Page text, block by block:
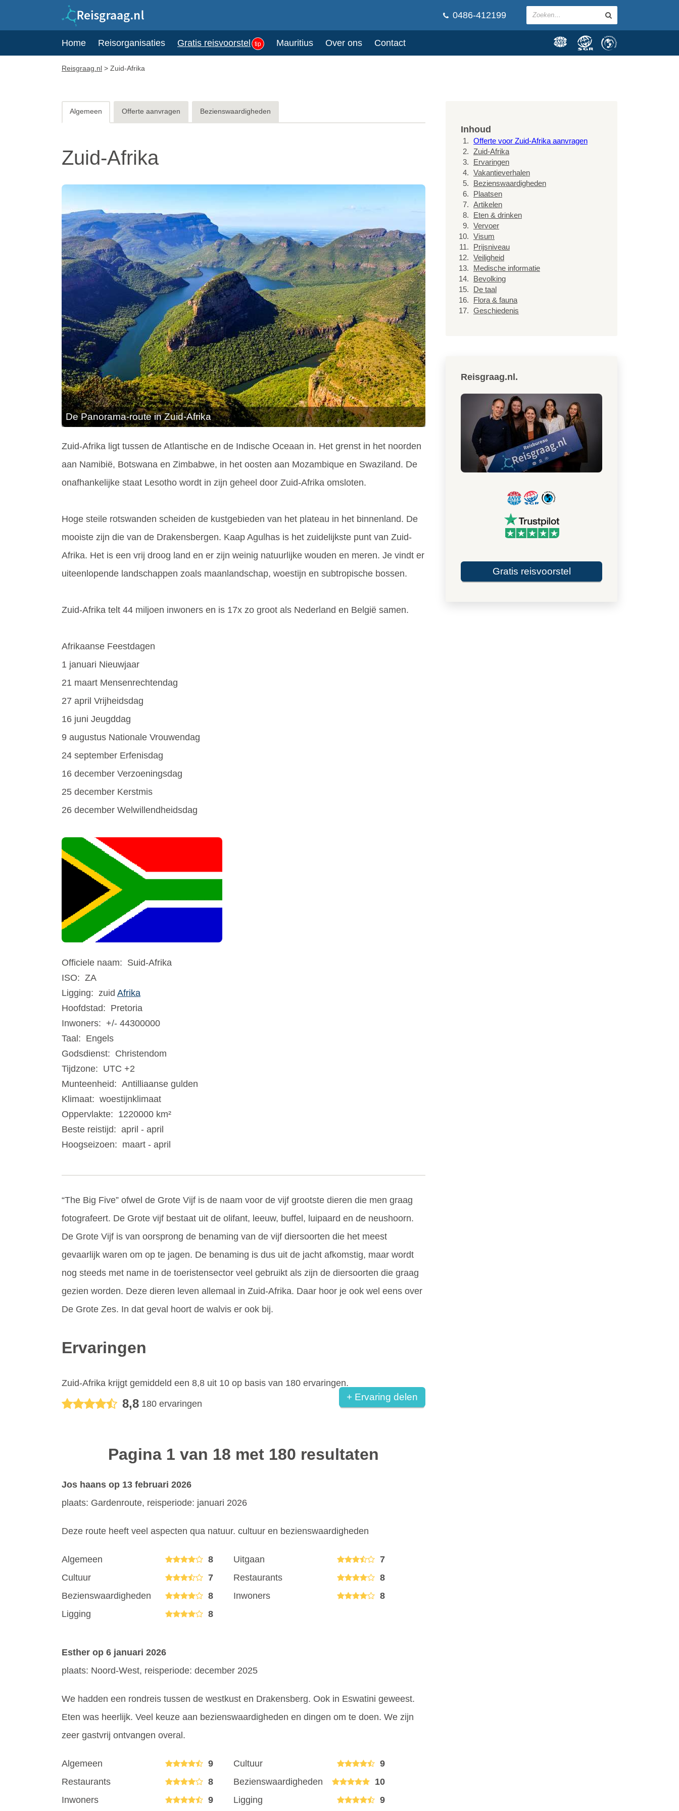
0486-412199
Home Reisorganisaties Gratis reisvoorstel tip Mauritius Over ons Contact
Reisgraag.nl > Zuid-Afrika
Algemeen Offerte aanvragen Bezienswaardigheden
Zuid-Afrika
De Panorama-route in Zuid-Afrika
Zuid-Afrika ligt tussen de Atlantische en de Indische Oceaan in. Het grenst in het noorden
aan Namibië, Botswana en Zimbabwe, in het oosten aan Mozambique en Swaziland. De
onafhankelijke staat Lesotho wordt in zijn geheel door Zuid-Afrika omsloten.
Hoge steile rotswanden scheiden de kustgebieden van het plateau in het binnenland. De
mooiste zijn die van de Drakensbergen. Kaap Agulhas is het zuidelijkste punt van Zuid-
Afrika. Het is een vrij droog land en er zijn weinig natuurlijke wouden en meren. Je vindt er
uiteenlopende landschappen zoals maanlandschap, woestijn en subtropische bossen.
Zuid-Afrika telt 44 miljoen inwoners en is 17x zo groot als Nederland en België samen.
Afrikaanse Feestdagen
1 januari Nieuwjaar
21 maart Mensenrechtendag
27 april Vrijheidsdag
16 juni Jeugddag
9 augustus Nationale Vrouwendag
24 september Erfenisdag
16 december Verzoeningsdag
25 december Kerstmis
26 december Welwillendheidsdag
Officiele naam: Suid-Afrika
ISO: ZA
Ligging: zuid Afrika
Hoofdstad: Pretoria
Inwoners: +/- 44300000
Taal: Engels
Godsdienst: Christendom
Tijdzone: UTC +2
Munteenheid: Antilliaanse gulden
Klimaat: woestijnklimaat
Oppervlakte: 1220000 km²
Beste reistijd: april - april
Hoogseizoen: maart - april
“The Big Five” ofwel de Grote Vijf is de naam voor de vijf grootste dieren die men graag
fotografeert. De Grote vijf bestaat uit de olifant, leeuw, buffel, luipaard en de neushoorn.
De Grote Vijf is van oorsprong de benaming van de vijf diersoorten die het meest
gevaarlijk waren om op te jagen. De benaming is dus uit de jacht afkomstig, maar wordt
nog steeds met name in de toeristensector veel gebruikt als zijn de diersoorten die graag
gezien worden. Deze dieren leven allemaal in Zuid-Afrika. Daar hoor je ook wel eens over
De Grote Zes. In dat geval hoort de walvis er ook bij.
Ervaringen
Zuid-Afrika krijgt gemiddeld een 8,8 uit 10 op basis van 180 ervaringen.
8,8 180 ervaringen
+ Ervaring delen
Pagina 1 van 18 met 180 resultaten
Jos haans op 13 februari 2026
plaats: Gardenroute, reisperiode: januari 2026
Deze route heeft veel aspecten qua natuur. cultuur en bezienswaardigheden
Algemeen 8 Uitgaan
7
Cultuur
7 Restaurants
8
Bezienswaardigheden
8 Inwoners
8
Ligging
8
Esther op 6 januari 2026
plaats: Noord-West, reisperiode: december 2025
We hadden een rondreis tussen de westkust en Drakensberg. Ook in Eswatini geweest.
Eten was heerlijk. Veel keuze aan bezienswaardigheden en dingen om te doen. We zijn
zeer gastvrij ontvangen overal.
Algemeen 9 Cultuur
9
Restaurants
8 Bezienswaardigheden
10
Inwoners
9 Ligging 9
Inhoud
Offerte voor Zuid-Afrika aanvragen
Zuid-Afrika
Ervaringen
Vakantieverhalen
Bezienswaardigheden
Plaatsen
Artikelen
Eten & drinken
Vervoer
Visum
Prijsniveau
Veiligheid
Medische informatie
Bevolking
De taal
Flora & fauna
Geschiedenis
Reisgraag.nl.
Gratis reisvoorstel